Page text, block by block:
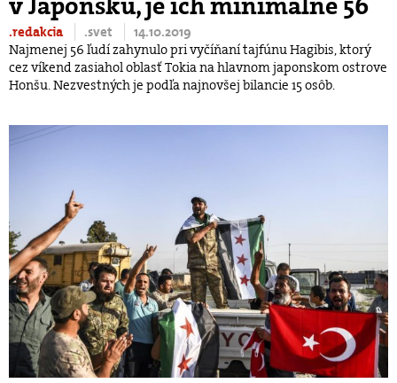
.redakcia .svet
14.10.2019
Najmenej 56 ľudí zahynulo pri vyčíňaní tajfúnu Hagibis, ktorý
cez víkend zasiahol oblasť Tokia na hlavnom japonskom ostrove
Honšu. Nezvestných je podľa najnovšej bilancie 15 osôb.